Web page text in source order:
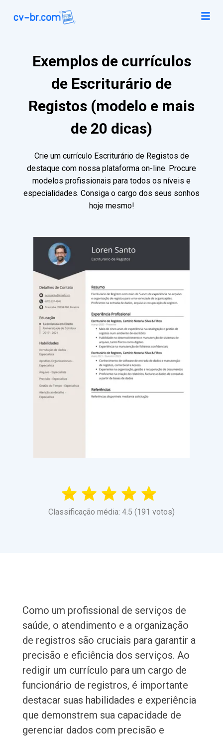
Exemplos de currículos
de Escriturário de
Registos (modelo e mais
de 20 dicas)
Crie um currículo Escriturário de Registos de
destaque com nossa plataforma on-line. Procure
modelos profissionais para todos os níveis e
especialidades. Consiga o cargo dos seus sonhos
hoje mesmo!
Classificação média: 4.5 (191 votos)
Como um profissional de serviços de
saúde, o atendimento e a organização
de registros são cruciais para garantir a
precisão e eficiência dos serviços. Ao
redigir um currículo para um cargo de
funcionário de registros, é importante
destacar suas habilidades e experiência
que demonstrem sua capacidade de
gerenciar dados com precisão e